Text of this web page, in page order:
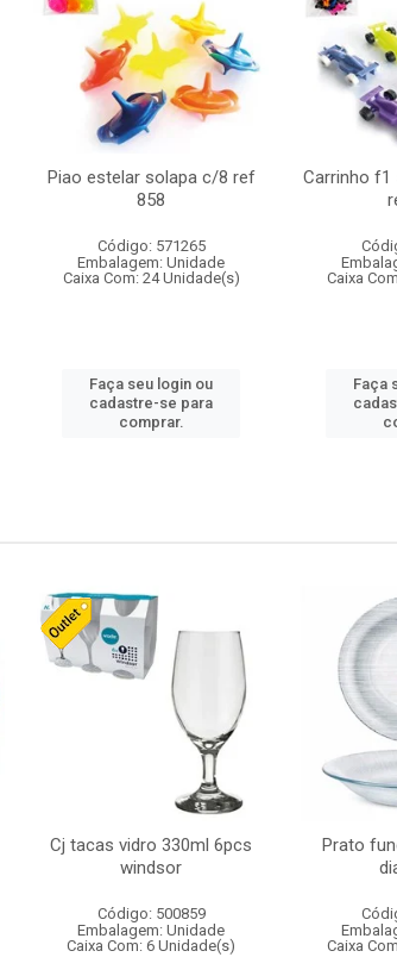
Piao estelar solapa c/8 ref
858
Código: 571265
Embalagem: Unidade
Caixa Com: 24 Unidade(s)
Faça seu login ou
cadastre-se para
comprar.
Carrinho f1
Caixa
Faça
Cj tacas vidro 330ml 6pcs
windsor
Código: 500859
Embalagem: Unidade
Caixa Com: 6 Unidade(s)
Prato
Caixa